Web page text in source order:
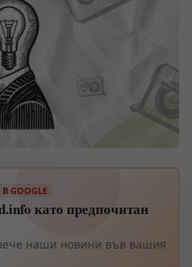
GOOGLE
като предпочитан
наши новини във вашия